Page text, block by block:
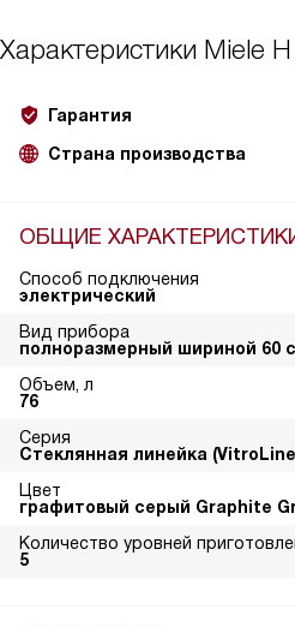
Характеристики Miele
Гарантия
Страна производства
ОБЩИЕ
Способ подключения
электрический
Вид прибора
полноразмерный шириной 60
Объем, л
76
Серия
Стеклянная линейка
Цвет
графитовый серый Graphite
Количество уровней
5